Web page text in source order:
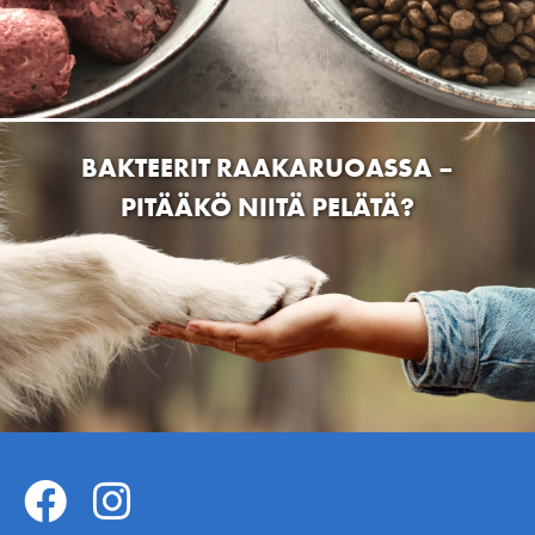
Lemmikkitarvike Bestikset
Joensuuntie 14, 31400 Somero, Suomi
Hankkija Somero
31400 Somero, Suomi
LEMMIKKISIRKUS
Häyrisentie 4, 76100 Pieksämäki, Suomi
Dogman and Friends Lahti
Apilakatu 1, 15610 Lahti, Suomi
Eräkolmio
Lamminraitti 25, 16900 Lammi, Finland
Dogman and Friends Raisio
Lempimurre Oy
MUSH VAISTO – NYT MYÖS
PAKASTEKUIVATTUNA
RAAKARUOKINNAN ALOITTAMINEN